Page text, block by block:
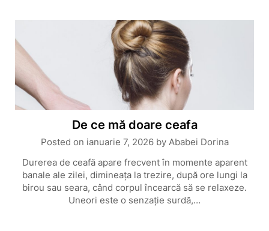
De ce mă doare ceafa
Posted on ianuarie 7, 2026by Ababei Dorina
Durerea de ceafă apare frecvent în momente aparent
banale ale zilei, dimineața la trezire, după ore lungi la
birou sau seara, când corpul încearcă să se relaxeze.
Uneori este o senzație surdă,…